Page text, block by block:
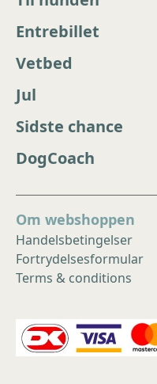
Entrebillet
Vetbed
Jul
Sidste chance
DogCoach
Om webshoppen
Handelsbetingelser
Fortrydelsesformular
Terms & conditions